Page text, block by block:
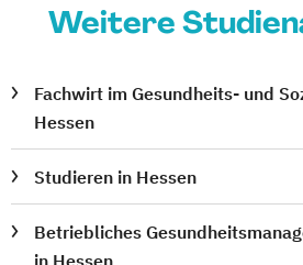
Weitere
Fachwirt im Gesundheits- und
Hessen
Studieren in Hessen
Betriebliches
in Hessen